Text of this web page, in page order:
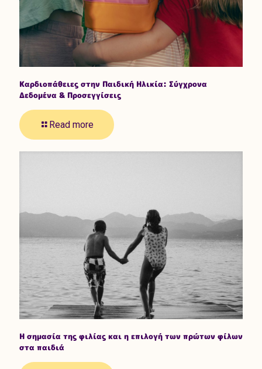
Καρδιοπάθειες στην Παιδική Ηλικία: Σύγχρονα
Δεδομένα & Προσεγγίσεις
Read more
Η σημασία της φιλίας και η επιλογή των πρώτων φίλων
στα παιδιά